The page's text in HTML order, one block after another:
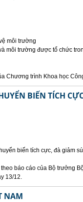
môi trường
môi trường được tổ chức
Chương trình Khoa học
BIẾN TÍCH
biến tích cực, đà giảm
báo cáo của Bộ trưởng
13/12.
NAM